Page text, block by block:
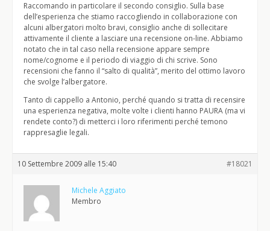
Raccomando in particolare il secondo consiglio. Sulla base
dell’esperienza che stiamo raccogliendo in collaborazione con
alcuni albergatori molto bravi, consiglio anche di sollecitare
attivamente il cliente a lasciare una recensione on-line. Abbiamo
notato che in tal caso nella recensione appare sempre
nome/cognome e il periodo di viaggio di chi scrive. Sono
recensioni che fanno il “salto di qualità”, merito del ottimo lavoro
che svolge l’albergatore.
Tanto di cappello a Antonio, perché quando si tratta di recensire
una esperienza negativa, molte volte i clienti hanno PAURA (ma vi
rendete conto?) di metterci i loro riferimenti perché temono
rappresaglie legali.
10 Settembre 2009 alle 15:40 #18021
Michele Aggiato
Membro